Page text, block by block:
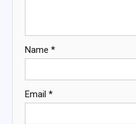
Name *
Email *